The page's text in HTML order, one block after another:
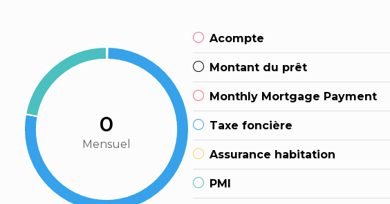
0
Mensuel
Acompte
Montant du prêt
Monthly Mortgage Payment
Taxe foncière
Assurance habitation
PMI